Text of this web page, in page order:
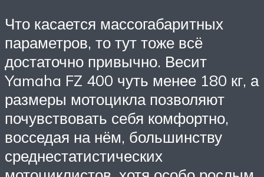
Что касается массогабаритных
параметров, то тут тоже всё
достаточно привычно. Весит
Yamaha FZ 400 чуть менее 180 кг, а
размеры мотоцикла позволяют
почувствовать себя комфортно,
восседая на нём, большинству
среднестатистических